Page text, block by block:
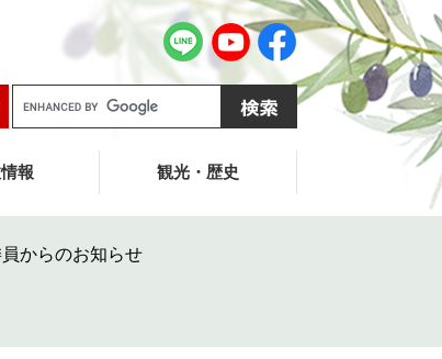
g
e
ス
報 観光・歴史
からのお知らせ